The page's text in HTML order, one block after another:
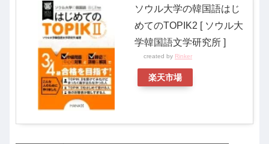
ソウル大学の韓国語はじ
めてのTOPIK2 [ ソウル大
学韓国語文学研究所 ]
created by Rinker
楽天市場